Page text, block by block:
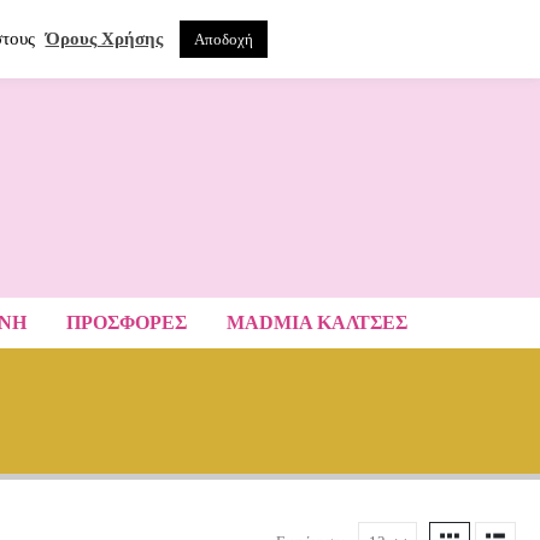
ΠΡΟΣΦΟΡΕΣ MADMIA ΚΆΛΤΣΕΣ
Όρους Χρήσης Αποδοχή